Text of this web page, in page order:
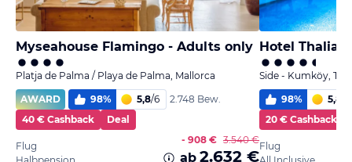
Myseahouse Flamingo - Adults only
Platja de Palma / Playa de Palma, Mallorca
AWARD
98% 5,8/6
2.748 Bew.
40 € Cashback
Deal
Flug
- 908 € 3.540 €
ab 2.632 €
Hotel Thalia
Side - Kumköy,
98% 5,8
20 € Cashback
Flug